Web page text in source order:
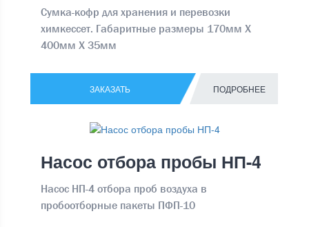
Сумка-кофр для хранения и перевозки
химкессет. Габаритные размеры 170мм Х
400мм Х 35мм
ЗАКАЗАТЬ ПОДРОБНЕЕ
Насос отбора пробы НП-4
Насос НП-4 отбора проб воздуха в
пробоотборные пакеты ПФП-10